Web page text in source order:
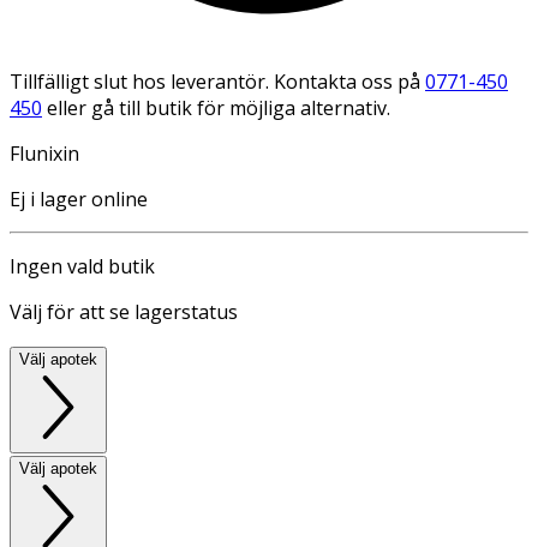
Tillfälligt slut hos leverantör. Kontakta oss på 0771-450
450 eller gå till butik för möjliga alternativ.
Flunixin
Ej i lager online
Ingen vald butik
Välj för att se lagerstatus
Välj apotek
Välj apotek